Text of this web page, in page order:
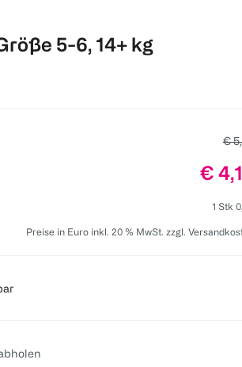
5-6, 14+ kg
€
€
1 Stk
Preise in Euro inkl. 20 % MwSt. zzgl.